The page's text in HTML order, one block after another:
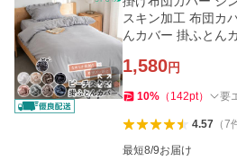
スキン加工 布団カ
んカバー 掛ふとん
1,580円
10% （ 142pt） 要
4.57（7
最短8/9お届け